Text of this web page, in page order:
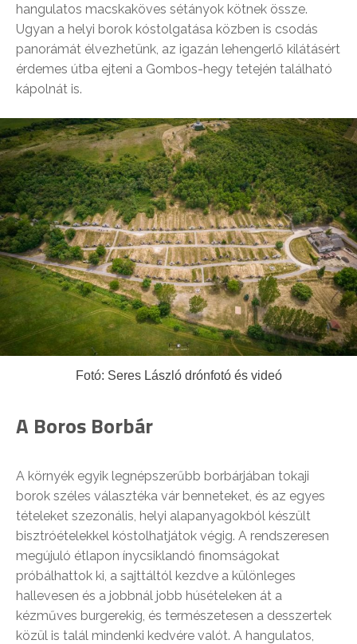
hangulatos macskaköves sétányok kötnek össze.
Ugyan a helyi borok kóstolgatása közben is csodás
panorámát élvezhetünk, az igazán lehengerlő kilátásért
érdemes útba ejteni a Gombos-hegy tetején található
kápolnát is.
Fotó: Seres László drónfotó és videó
A Boros Borbár
A környék egyik legnépszerűbb borbárjában tokaji
borok széles választéka vár benneteket, és az egyes
tételeket szezonális, helyi alapanyagokból készült
bisztróételekkel kóstolhatjátok végig. A rendszeresen
megújuló étlapon ínycsiklandó finomságokat
próbálhattok ki, a sajttáltól kezdve a különleges
hallevesen és a jobbnál jobb húsételeken át a
kézműves burgerekig, és természetesen a desszertek
közül is talál mindenki kedvére valót. A hangulatos,